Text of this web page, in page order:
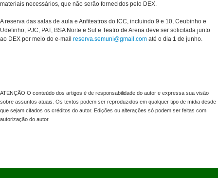
materiais necessários, que não serão fornecidos pelo DEX.
A reserva das salas de aula e Anfiteatros do ICC, incluindo 9 e 10, Ceubinho e
Udefinho, PJC, PAT, BSA Norte e Sul e Teatro de Arena deve ser solicitada junto
ao DEX por meio do e-mail reserva.semuni@gmail.com até o dia 1 de junho.
ATENÇÃO O conteúdo dos artigos é de responsabilidade do autor e expressa sua visão
sobre assuntos atuais. Os textos podem ser reproduzidos em qualquer tipo de mídia desde
que sejam citados os créditos do autor. Edições ou alterações só podem ser feitas com
autorização do autor.